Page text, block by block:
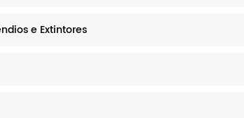
e Extintores